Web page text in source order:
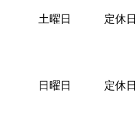
土曜日
日曜日
定休日
定休日